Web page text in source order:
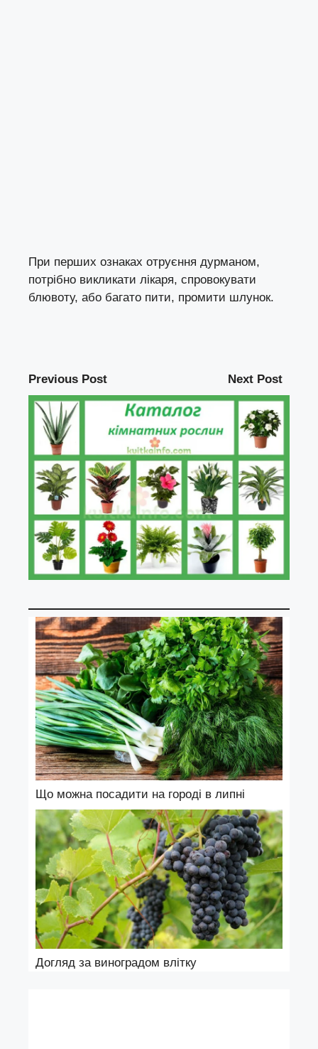
При перших ознаках отруєння дурманом,
потрібно викликати лікаря, спровокувати
блювоту, або багато пити, промити шлунок.
Previous Post Next Post
Що можна посадити на городі в липні
Догляд за виноградом влітку